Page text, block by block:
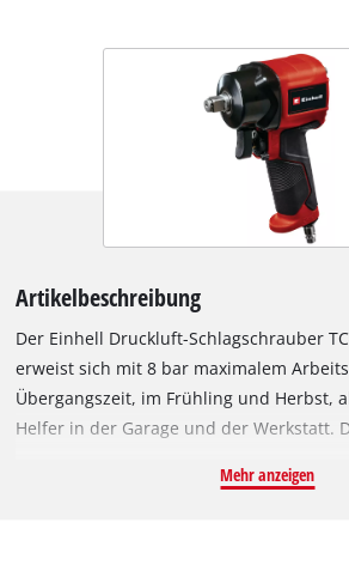
Artikelbeschreibung
Der Einhell Druckluft-Schlagschrauber
erweist sich mit 8 bar maximalem
Übergangszeit, im Frühling und Herbst,
Helfer in der Garage und der Werkstatt.
Nm ist eine wahre Stütze beim
Mehr anzeigen